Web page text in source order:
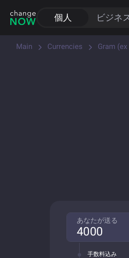
個人 ビジネ
Main Currencies Gram
あなたが送る
手数料込み